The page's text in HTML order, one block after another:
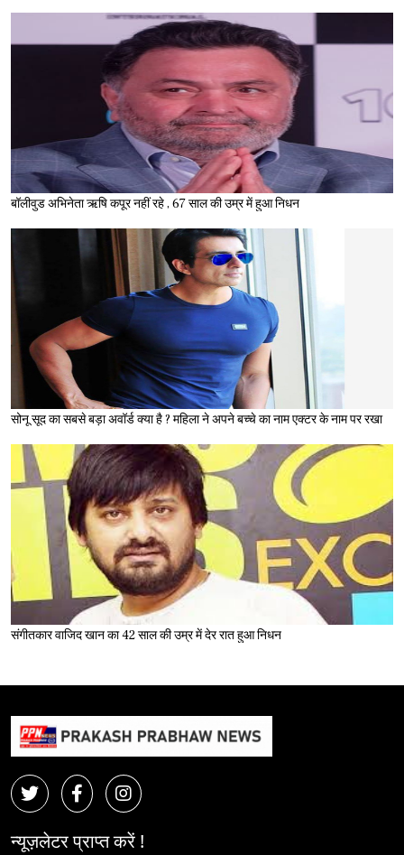
बॉलीवुड अभिनेता ऋषि कपूर नहीं रहे , 67 साल की उम्र में हुआ निधन
सोनू सूद का सबसे बड़ा अवॉर्ड क्या है ? महिला ने अपने बच्चे का नाम एक्टर के नाम पर रखा
संगीतकार वाजिद खान का 42 साल की उम्र में देर रात हुआ निधन
न्यूज़लेटर प्राप्त करें !